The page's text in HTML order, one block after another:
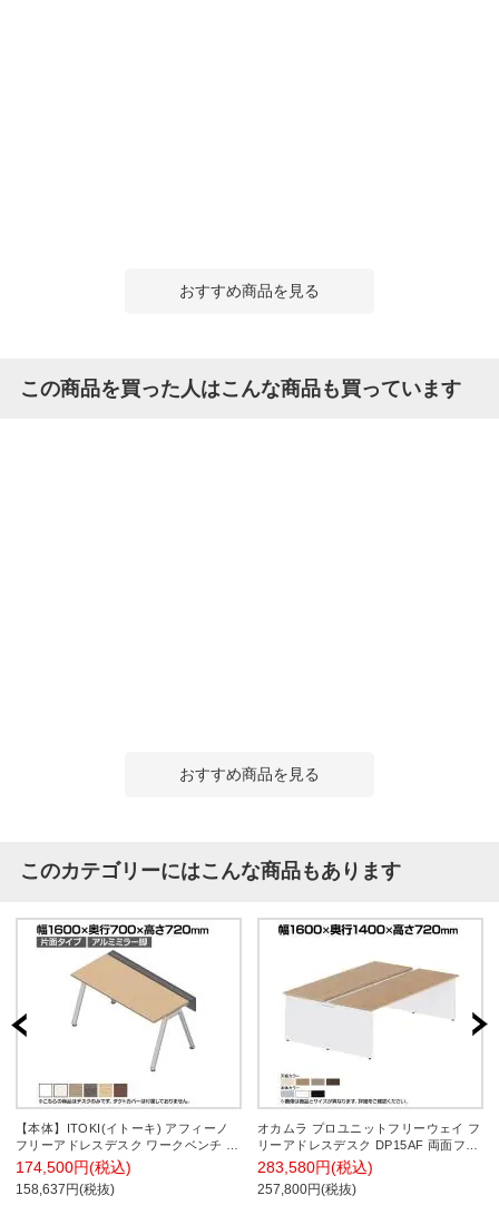
おすすめ商品を見る
この商品を買った人はこんな商品も買っています
おすすめ商品を見る
このカテゴリーにはこんな商品もあります
【本体】ITOKI(イトーキ) アフィーノ
フリーアドレスデスク ワークベンチ 片
面タイプ アルミミラー脚 会議机 メラ
ミン化粧板 幅1600×奥行700×高さ
720mm 日本製
174,500円(税込)
158,637円(税抜)
オカムラ プロユニットフリーウェイ フ
リーアドレスデスク DP15AF 両面フリ
ースタンディング パネル脚 配線カバー
開閉式 プライズウッド 幅1600×奥行
1400×高さ720mm
283,580円(税込)
257,800円(税抜)